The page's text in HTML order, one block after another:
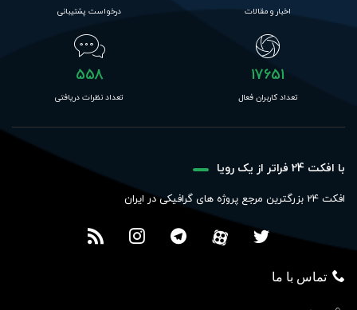
اخبار و مقالات درخواست پشتیبانی
17651
تعداد کاربران فعال
558
تعداد نظرات دریافتی
با افکت 24 فراتر از یک رویا
افکت 24 بزرگترین مرجع پروژه های گرافیکی در ایران
تماس با ما